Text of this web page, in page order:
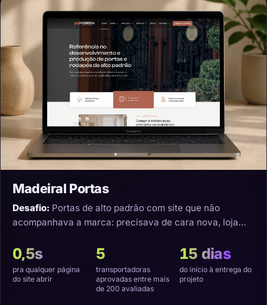
Madeiral Portas
Desafio: Portas de alto padrão com site que não
acompanhava a marca: precisava de cara nova, loja
0,5s
pra qualquer página
do site abrir
5
transportadoras
aprovadas entre mais
de 200 avaliadas
15 dias
do início à entrega do
projeto